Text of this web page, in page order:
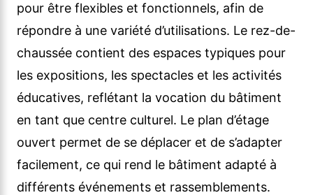
pour être flexibles et fonctionnels, afin de
répondre à une variété d’utilisations. Le rez-de-
chaussée contient des espaces typiques pour
les expositions, les spectacles et les activités
éducatives, reflétant la vocation du bâtiment
en tant que centre culturel. Le plan d’étage
ouvert permet de se déplacer et de s’adapter
facilement, ce qui rend le bâtiment adapté à
différents événements et rassemblements.